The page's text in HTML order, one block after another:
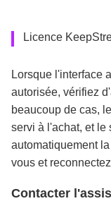
Licence
Lorsque l'interface
autorisée, vérifiez
beaucoup de cas,
servi à l'achat, et le
automatiquement
vous et
Contacter